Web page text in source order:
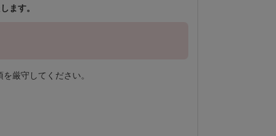
ます。
厳守してください。